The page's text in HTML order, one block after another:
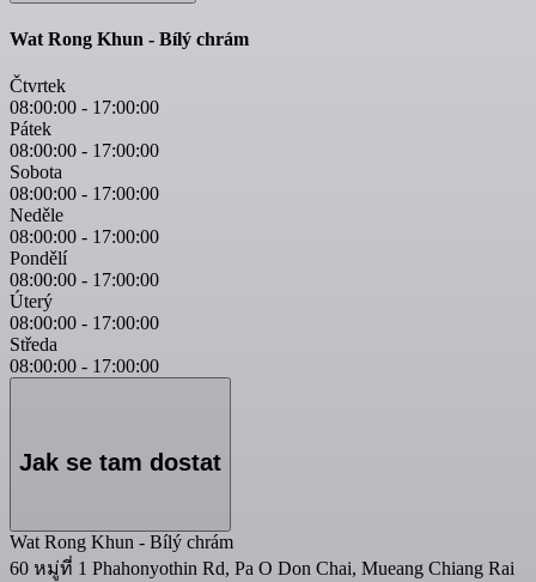
Wat Rong Khun - Bílý chrám
Čtvrtek
08:00:00 - 17:00:00
Pátek
08:00:00 - 17:00:00
Sobota
08:00:00 - 17:00:00
Neděle
08:00:00 - 17:00:00
Pondělí
08:00:00 - 17:00:00
Úterý
08:00:00 - 17:00:00
Středa
08:00:00 - 17:00:00
Jak se tam dostat
Wat Rong Khun - Bílý chrám
60 หมู่ที่ 1 Phahonyothin Rd, Pa O Don Chai, Mueang Chiang Rai